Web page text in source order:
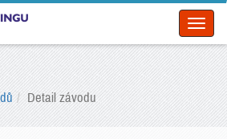
Detail závodu